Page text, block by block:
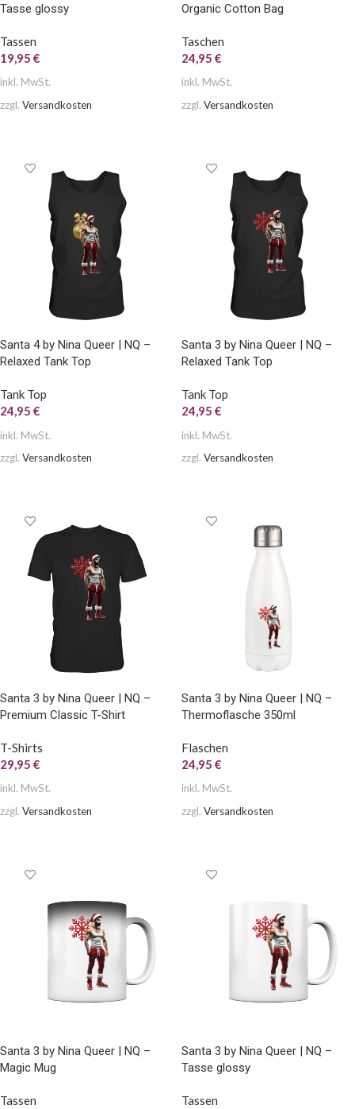
Tasse glossy
Tassen
19,95 €
inkl. MwSt.
zzgl. Versandkosten
Organic Cotton Bag
Taschen
24,95 €
inkl. MwSt.
zzgl. Versandkosten
Santa 4 by Nina Queer | NQ –
Relaxed Tank Top
Tank Top
24,95 €
inkl. MwSt.
zzgl. Versandkosten
Santa 3 by Nina Queer | NQ –
Relaxed Tank Top
Tank Top
24,95 €
inkl. MwSt.
zzgl. Versandkosten
Santa 3 by Nina Queer | NQ –
Premium Classic T-Shirt
T-Shirts
29,95 €
inkl. MwSt.
zzgl. Versandkosten
Santa 3 by Nina Queer | NQ –
Thermoflasche 350ml
Flaschen
24,95 €
inkl. MwSt.
zzgl. Versandkosten
Santa 3 by Nina Queer | NQ –
Magic Mug
Tassen
Santa 3 by Nina Queer | NQ –
Tasse glossy
Tassen